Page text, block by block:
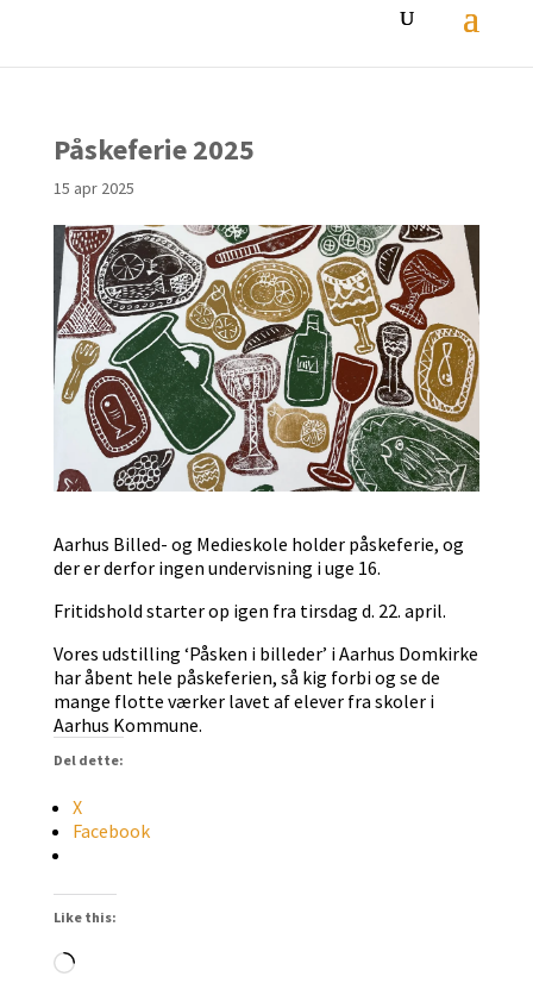
Påskeferie 2025
15 apr 2025
Aarhus Billed- og Medieskole holder påskeferie, og
der er derfor ingen undervisning i uge 16.
Fritidshold starter op igen fra tirsdag d. 22. april.
Vores udstilling ‘Påsken i billeder’ i Aarhus Domkirke
har åbent hele påskeferien, så kig forbi og se de
mange flotte værker lavet af elever fra skoler i
Aarhus Kommune.
Del dette:
X
Facebook
Like this:
Loading…